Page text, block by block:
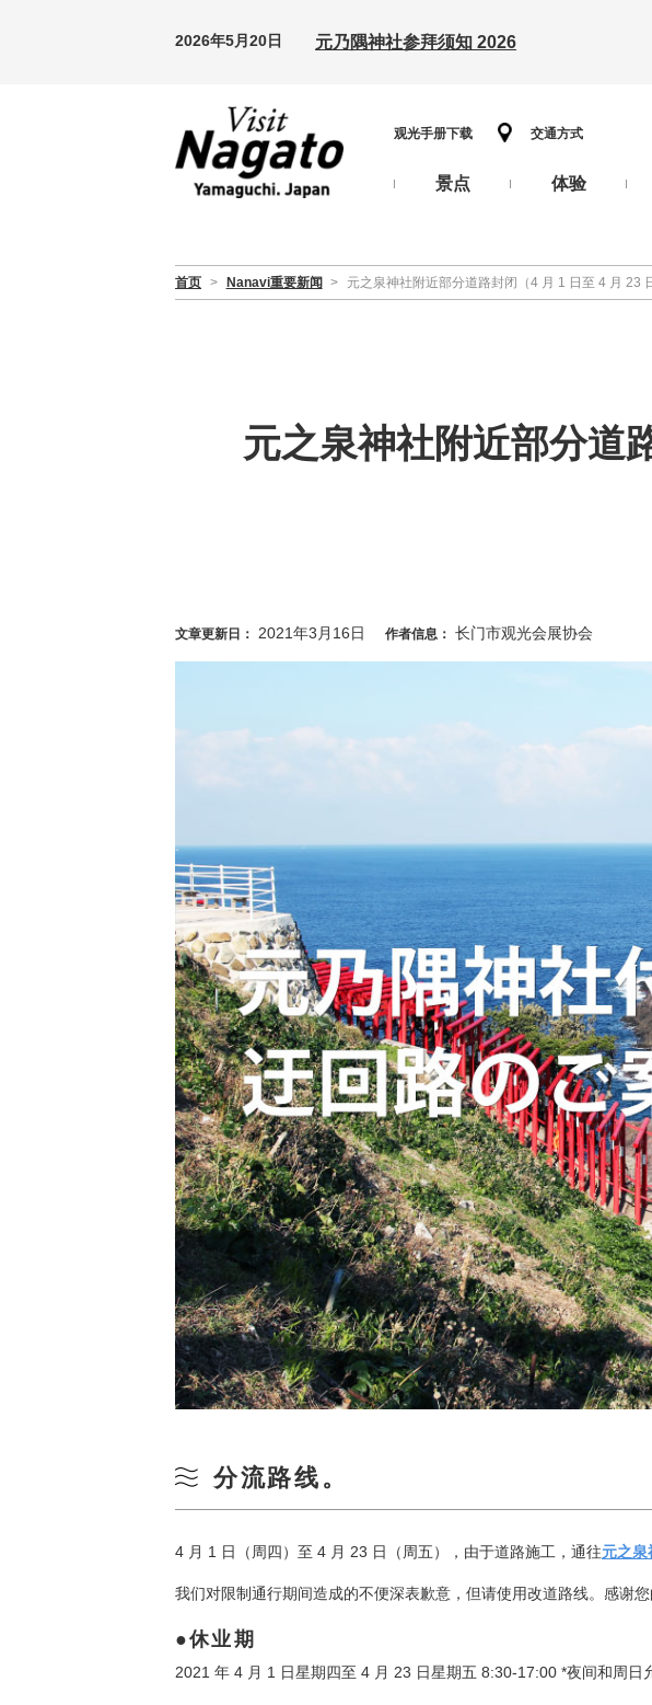
2026年5月20日 元乃隅神社参拜须知 2026
观光手册下载 交通方式
景点 体验
首页 > Nanavi重要新闻 > 元之泉神社附近部分道路封闭（4 月 1 日至 4 月 23
元之泉神社附近部分道
文章更新日： 2021年3月16日 作者信息： 长门市观光会展协会
分流路线。
4 月 1 日（周四）至 4 月 23 日（周五），由于道路施工，通往元之泉
我们对限制通行期间造成的不便深表歉意，但请使用改道路线。感谢您
休业期
2021 年 4 月 1 日星期四至 4 月 23 日星期五 8:30-17:00 *夜间和周日